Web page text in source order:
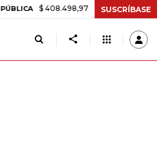
$ 408.498,97 +$ 8.753,81 +2,19%
SUSCRÍBASE